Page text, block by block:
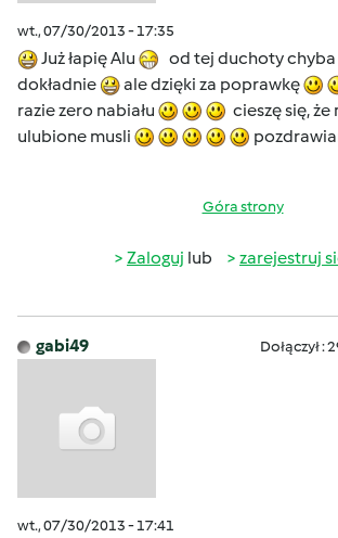
wt., 07/30/2013 - 17:35
Już łapię Alu
od tej duchoty
dokładnie
ale dzięki za poprawkę
razie zero nabiału
cieszę się,
ulubione musli
Góra strony
Zaloguj lub zarejestruj
gabi49 Dołączył :
wt., 07/30/2013 - 17:41